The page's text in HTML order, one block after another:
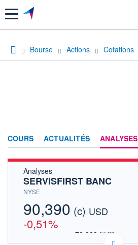
Menu
Bourse Actions Cotations
COURS ACTUALITÉS ANALYSES
Analyses
SERVISFIRST BANC
NYSE
90,390 (c) USD
-0,51%
78,323 EUR